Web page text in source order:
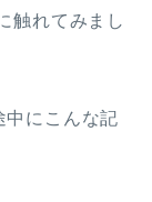
触れてみまし
中にこんな記